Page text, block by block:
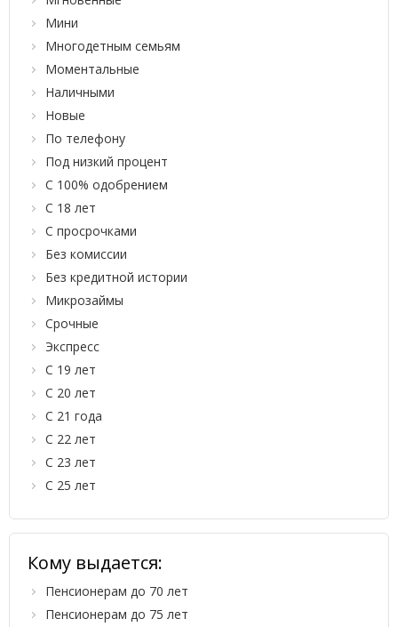
Мини
Многодетным семьям
Моментальные
Наличными
Новые
По телефону
Под низкий процент
С 100% одобрением
С 18 лет
С просрочками
Без комиссии
Без кредитной истории
Микрозаймы
Срочные
Экспресс
С 19 лет
С 20 лет
С 21 года
С 22 лет
С 23 лет
С 25 лет
Кому выдается:
Пенсионерам до 70 лет
Пенсионерам до 75 лет